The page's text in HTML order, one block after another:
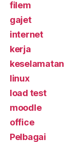
filem
gajet
internet
kerja
keselamatan
linux
load test
moodle
office
Pelbagai